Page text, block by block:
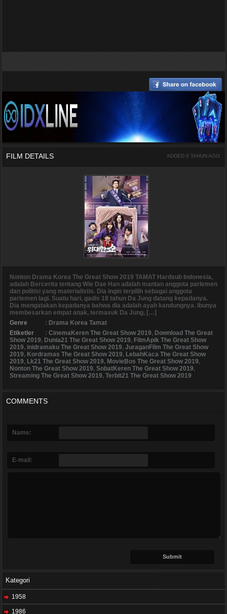
FILM DETAILS ADDED 6 TAHUN AGO
Nonton Drama Korea The Great Show 2019 TAMAT Hardsub Indonesia,
adalah Bercerita tentang Wie Dae Han adalah mantan anggota parlemen
dan politisi yang materialistis. Dia ingin terpilih sebagai anggota
parlemen lagi. Suatu hari, gadis 18 tahun Da Jung datang kepadanya.
Dia mengatakan kepadanya bahwa dia adalah ayah kandungnya. Ibunya
membesarkan empat anak, termasuk Da Jung, […]
Genre
: Drama Korea Tamat
Etiketler
: CinemaKeren The Great Show 2019, Download The Great
Show 2019, Dunia21 The Great Show 2019, FilmApik The Great Show
2019, inidramaku The Great Show 2019, JuraganFilm The Great Show
2019, Kordramas The Great Show 2019, LebahKaca The Great Show
2019, Lk21 The Great Show 2019, MovieBos The Great Show 2019,
Nonton The Great Show 2019, SobatKeren The Great Show 2019,
Streaming The Great Show 2019, Terbit21 The Great Show 2019
COMMENTS
Name:
E-mail:
Kategori
1958
1986